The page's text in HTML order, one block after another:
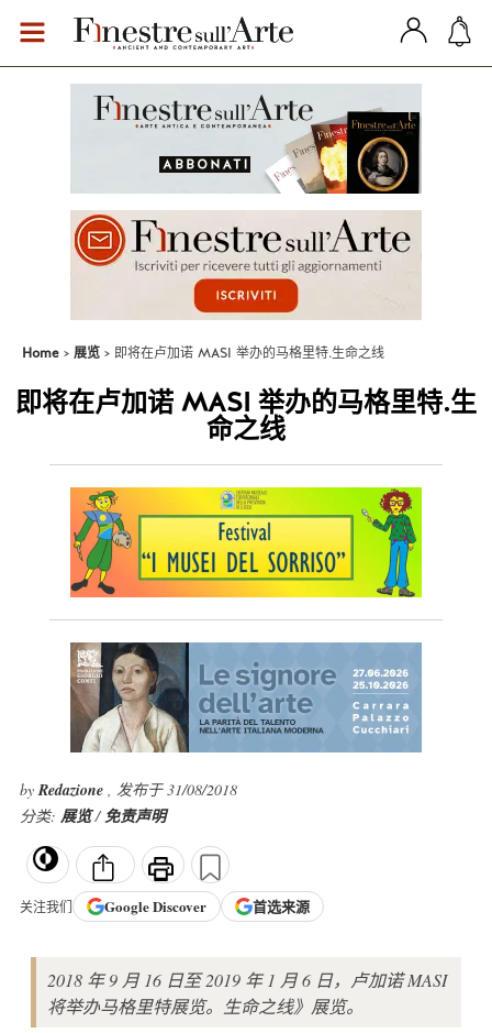
Home 展览 即将在卢加诺 MASI 举办的马格里特.生命之线
即将在卢加诺 MASI 举办的马格里特.生
命之线
byRedazione , 发布于 31/08/2018
分类: 展览/免责声明
关注我们 GoogleDiscover 首选来源
2018 年 9 月 16 日至 2019 年 1 月 6 日，卢加诺 MASI
将举办马格里特展览。生命之线》展览。